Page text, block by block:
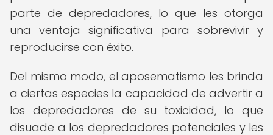
parte de depredadores, lo que les otorga
una ventaja significativa para sobrevivir y
reproducirse con éxito.
Del mismo modo, el aposematismo les brinda
a ciertas especies la capacidad de advertir a
los depredadores de su toxicidad, lo que
disuade a los depredadores potenciales y les